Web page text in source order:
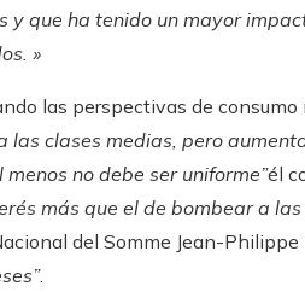
que ha tenido un mayor
»
las perspectivas de consumo
las clases medias, pero
no debe ser uniforme”él
más que el de bombear a
del Somme Jean-Philippe
.